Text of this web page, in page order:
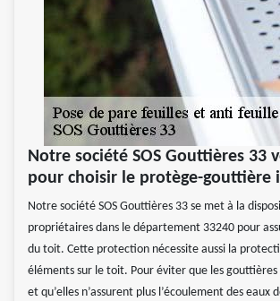
Notre société SOS Gouttières 33
pour choisir le protège-gouttière
Notre société SOS Gouttières 33 se met à la
propriétaires dans le département 33240 pour
du toit. Cette protection nécessite aussi la
éléments sur le toit. Pour éviter que les gouttières
et qu’elles n’assurent plus l’écoulement des eaux